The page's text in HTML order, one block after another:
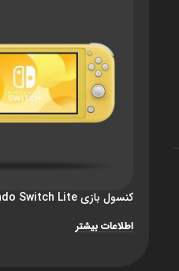
کنسول بازی Nintendo Switch Lite – زرد
اطلاعات بیشتر